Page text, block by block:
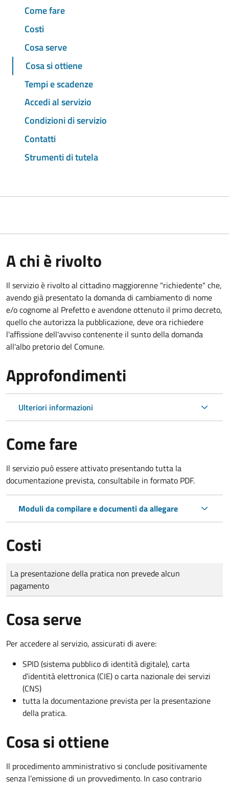
Come fare
Costi
Cosa serve
Cosa si ottiene
Tempi e scadenze
Accedi al servizio
Condizioni di servizio
Contatti
Strumenti di tutela
A chi è rivolto
Il servizio è rivolto al cittadino maggiorenne "richiedente" che,
avendo già presentato la domanda di cambiamento di nome
e/o cognome al Prefetto e avendone ottenuto il primo decreto,
quello che autorizza la pubblicazione, deve ora richiedere
l'affissione dell'avviso contenente il sunto della domanda
all'albo pretorio del Comune.
Approfondimenti
Ulteriori informazioni
Come fare
Il servizio può essere attivato presentando tutta la
documentazione prevista, consultabile in formato PDF.
Moduli da compilare e documenti da allegare
Costi
Tipo di pagamento
Importo
La presentazione della pratica non prevede alcun
pagamento
Cosa serve
Per accedere al servizio, assicurati di avere:
SPID (sistema pubblico di identità digitale), carta
d’identità elettronica (CIE) o carta nazionale dei servizi
(CNS)
tutta la documentazione prevista per la presentazione
della pratica.
Cosa si ottiene
Il procedimento amministrativo si conclude positivamente
senza l’emissione di un provvedimento. In caso contrario